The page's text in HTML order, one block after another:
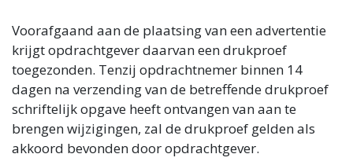
Voorafgaand aan de plaatsing van een advertentie
krijgt opdrachtgever daarvan een drukproef
toegezonden. Tenzij opdrachtnemer binnen 14
dagen na verzending van de betreffende drukproef
schriftelijk opgave heeft ontvangen van aan te
brengen wijzigingen, zal de drukproef gelden als
akkoord bevonden door opdrachtgever.